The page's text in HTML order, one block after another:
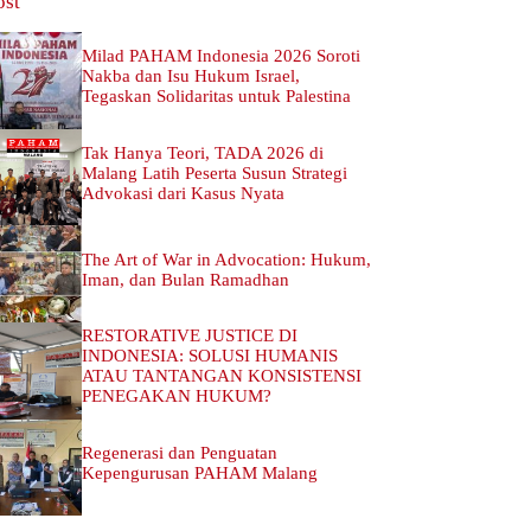
Milad PAHAM Indonesia 2026 Soroti
Nakba dan Isu Hukum Israel,
Tegaskan Solidaritas untuk Palestina
Tak Hanya Teori, TADA 2026 di
Malang Latih Peserta Susun Strategi
Advokasi dari Kasus Nyata
The Art of War in Advocation: Hukum,
Iman, dan Bulan Ramadhan
RESTORATIVE JUSTICE DI
INDONESIA: SOLUSI HUMANIS
ATAU TANTANGAN KONSISTENSI
PENEGAKAN HUKUM?
Regenerasi dan Penguatan
Kepengurusan PAHAM Malang